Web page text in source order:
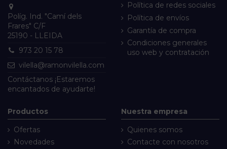
Políg. Ind. "Camí dels
Frares" C/F
25190 - LLEIDA
973 20 15 78
vilella@ramonvilella.com
Contáctanos ¡Estaremos
encantados de ayudarte!
Política de redes sociales
Política de envíos
Garantía de compra
Condiciones generales
uso web y contratación
Productos
Ofertas
Novedades
Nuestra empresa
Quienes somos
Contacte con nosotros